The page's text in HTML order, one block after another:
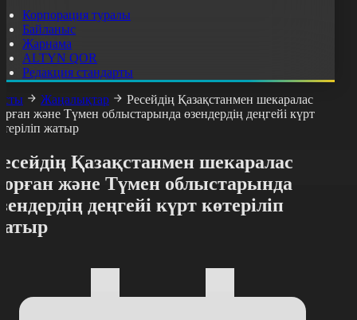
Корпорация туралы
Байланыс
Жарнама
ALTYN QOR
Редакция стандарты
Жаңалықтар
Ресейдің Қазақстанмен шекаралас
және Түмен облыстарында өзендердің деңгейі күрт
жатыр
Қазақстанмен шекаралас
және Түмен облыстарында
деңгейі күрт көтеріліп